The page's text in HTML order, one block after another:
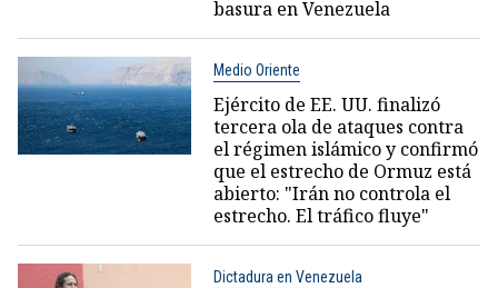
basura en Venezuela
Medio Oriente
Ejército de EE. UU. finalizó
tercera ola de ataques contra
el régimen islámico y confirmó
que el estrecho de Ormuz está
abierto: "Irán no controla el
estrecho. El tráfico fluye"
Dictadura en Venezuela